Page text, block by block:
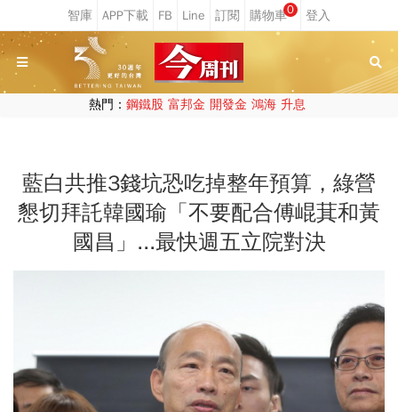
0
熱門： 鋼鐵股 富邦金 開發金 鴻海 升息
藍白共推3錢坑恐吃掉整年預算，綠營
懇切拜託韓國瑜「不要配合傅崐萁和黃
國昌」...最快週五立院對決